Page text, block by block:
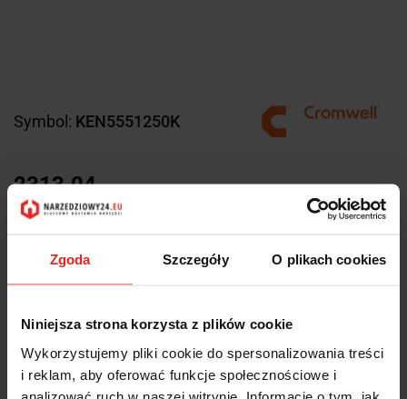
Zgoda Szczegóły O plikach cookies
Niniejsza strona korzysta z plików cookie
Wykorzystujemy pliki cookie do spersonalizowania treści
i reklam, aby oferować funkcje społecznościowe i
analizować ruch w naszej witrynie. Informacje o tym, jak
Symbol: KEN5551250K
2313.04
2313.04
Z magazynu producenta (3-7 dni
Cena przesyłki 0
Dostępność Duża dostępność